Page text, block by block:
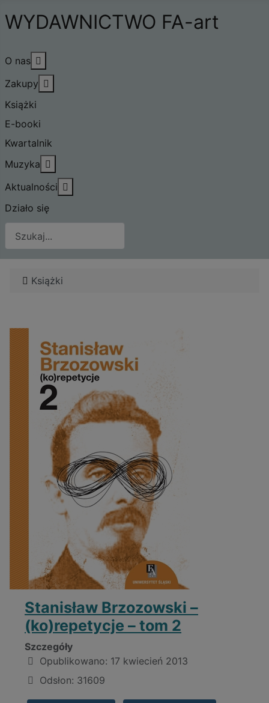
WYDAWNICTWO FA-art
O nas
Zakupy
Książki
E-booki
Kwartalnik
Muzyka
Aktualności
Działo się
Książki
Stanisław Brzozowski –
(ko)repetycje – tom 2
Szczegóły
Opublikowano: 17 kwiecień 2013
Odsłon: 31609